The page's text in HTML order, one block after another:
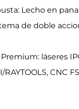
Lecho en
de doble
láseres
RAYTOOLS, CNC